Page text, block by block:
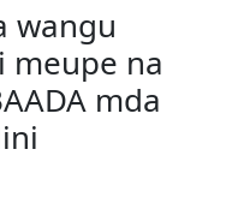
wangu
meupe na
mda